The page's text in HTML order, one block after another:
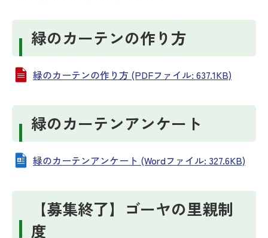
緑のカーテンの作り方
緑のカーテンの作り方 (PDFファイル: 637.1KB)
緑のカーテンアンケート
緑のカーテンアンケート (Wordファイル: 327.6KB)
【募集終了】ゴーヤの里親制
度